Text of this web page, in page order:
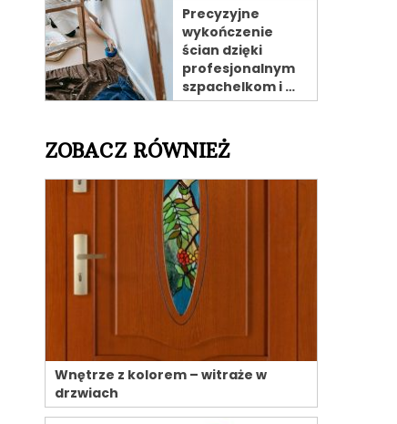
Precyzyjne
wykończenie
ścian dzięki
profesjonalnym
szpachelkom i …
ZOBACZ RÓWNIEŻ
Wnętrze z kolorem – witraże w
drzwiach